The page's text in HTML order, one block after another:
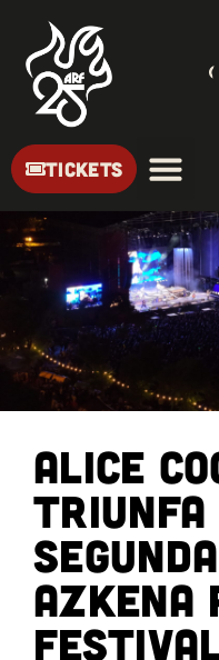
TICKETS
Alice
triunfa
Azkena